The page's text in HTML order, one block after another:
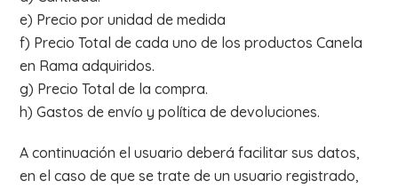
e) Precio por unidad de medida
f) Precio Total de cada uno de los productos Canela
en Rama adquiridos.
g) Precio Total de la compra.
h) Gastos de envío y política de devoluciones.
A continuación el usuario deberá facilitar sus datos,
en el caso de que se trate de un usuario registrado,